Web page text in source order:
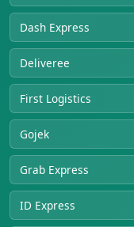
Dash Express
Deliveree
First Logistics
Gojek
Grab Express
ID Express